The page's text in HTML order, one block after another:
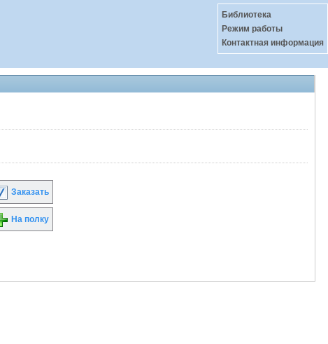
Библиотека
Режим работы
Контактная информация
Заказать
На полку